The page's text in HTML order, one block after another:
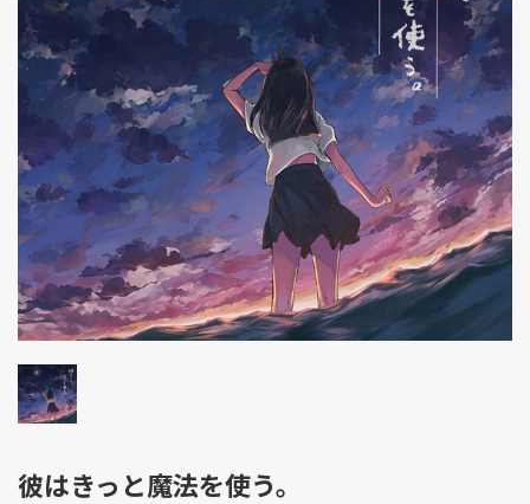
彼はきっと魔法を使う。